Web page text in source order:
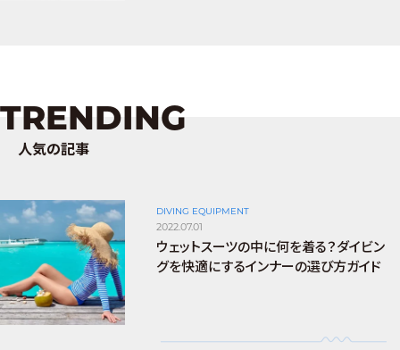
TRENDING
人気の記事
DIVING EQUIPMENT
2022.07.01
ウェットスーツの中に何を着る？ダイビン
グを快適にするインナーの選び方ガイド